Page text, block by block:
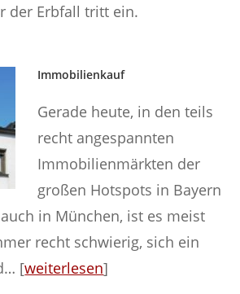
der Erbfall tritt ein.
Immobilienkauf
Gerade heute, in den teils
recht angespannten
Immobilienmärkten der
großen Hotspots in Bayern
in München, ist es meist
recht schwierig, sich ein
[weiterlesen]